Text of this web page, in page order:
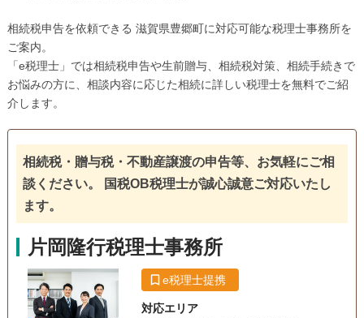
相続税申告を依頼できる 滋賀県豊郷町に対応可能な税理士事務所を
ご案内。
「e税理士」では相続税申告や生前贈与、相続税対策、相続手続きで
お悩みの方に、相談内容に応じた相続に詳しい税理士を無料でご紹
介します。
相続税・贈与税・不動産譲渡の申告等、お気軽にご相
談ください。 国税OB税理士が誠心誠意ご対応いたし
ます。
片岡隆行税理士事務所
e税理士提携
対応エリア